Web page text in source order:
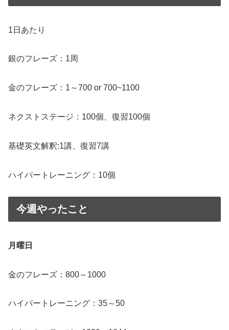
1日あたり
銀のフレーズ：1周
金のフレーズ：1～700 or 700~1100
ネクストステージ：100個、復習100個
基礎英文解釈:1講、復習7講
ハイパートレーニング：10個
今週やったこと
月曜日
金のフレーズ：800～1000
ハイパートレーニング：35～50